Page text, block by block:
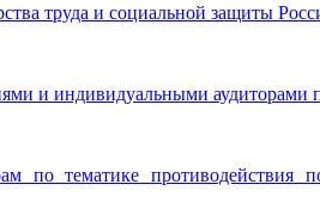
труда и социальной защиты
и индивидуальными аудиторами
по тематике